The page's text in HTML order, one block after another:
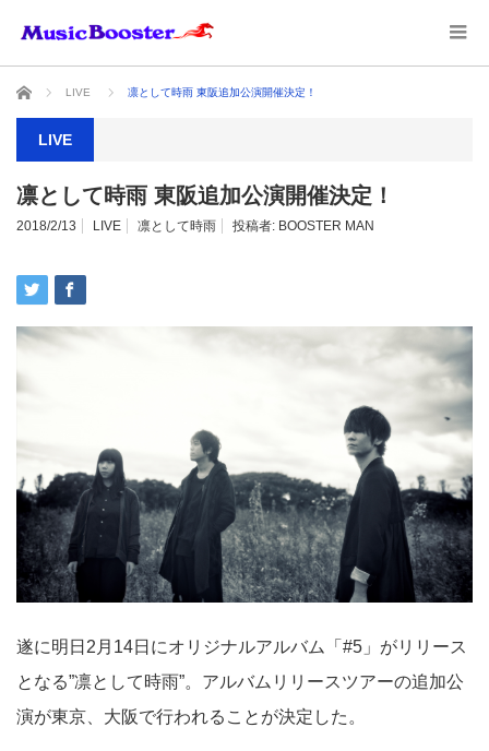
ホーム LIVE 凛として時雨 東阪追加公演開催決定！
LIVE
凛として時雨 東阪追加公演開催決定！
2018/2/13 LIVE 凛として時雨 投稿者: BOOSTER MAN
遂に明日2月14日にオリジナルアルバム「#5」がリリース
となる”凛として時雨”。アルバムリリースツアーの追加公
演が東京、大阪で行われることが決定した。